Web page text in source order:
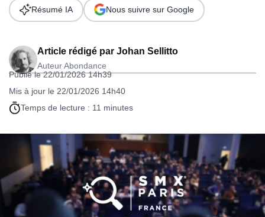
Article rédigé par Johan Sellitto
Auteur Abondance
Publié le 22/01/2026 14h39
Mis à jour le 22/01/2026 14h40
Temps de lecture : 11 minutes
Résumé IA Nous suivre sur Google